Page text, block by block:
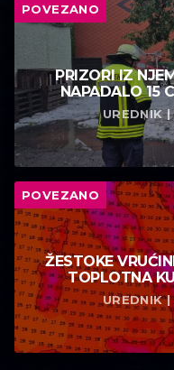
POVEZANO
PRIZORI IZ
NAPADALO 15
UREDNIK
POVEZANO
ŽESTOKE
TOPLOTNA
UREDNIK